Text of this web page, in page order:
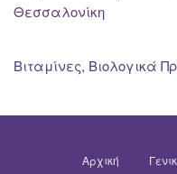
Θεσσαλονίκη
Βιταμίνες, Βιολογικά
Αρχική